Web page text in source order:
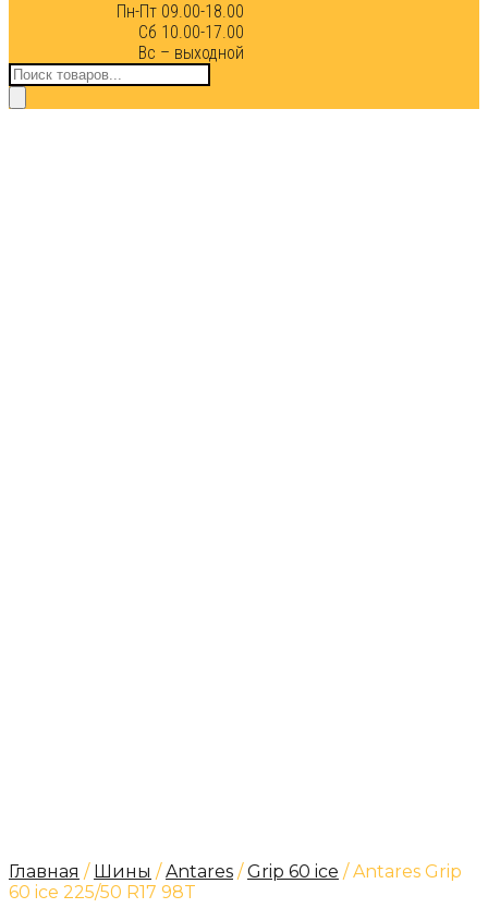
Пн-Пт 09.00-18.00
Сб 10.00-17.00
Вс – выходной
Поиск
товаров
Главная / Шины /Antares /Grip 60 ice / Antares Grip
60 ice 225/50 R17 98T